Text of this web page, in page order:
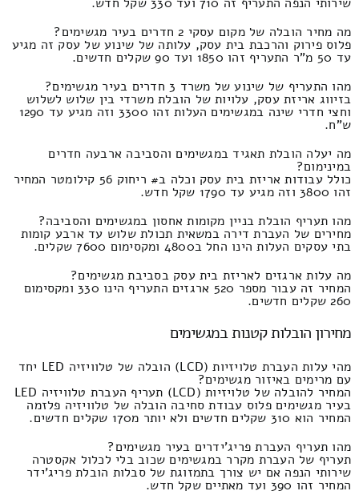
מה מחיר הובלה של מקום עסקי 2 חדרים בעיר מגשימים?
פלוס פירוק והרכבת בית עסק, עלותה של שינוע של עסק זה מגיע
עד 50 מ"ר התעריף זהו 1850 ועד 90 שקלים חדשים.
מהו התעריף של שינוע של משרד 3 חדרים בעיר מגשימים?
בזיווג אריזת עסק, עלויות של הובלת משרדי בין שלוש לשלוש
וחצי חדרי שינה במגשימים העלות זהו 3300 וזה מגיע עד 1290
ש"ח.
מה יעלה הובלת תאגיד במגשימים והסביבה ארבעה חדרים
במינימום?
כולל עבודות אריזת בית עסק וכלה ב# ריחוק 56 קילומטר המחיר
זהו 3800 וזה מגיע עד 1790 שקל חדש.
מהו תעריף הובלת בניין מקומות אחסון במגשימים והסביבה?
מחירים של העברת דירה במשאית תכולת שלוש עד ארבע קומות
בתי עסקים העלות הינו החל ב4800 ומקסימום 7600 שקלים.
מה עלות ארגזים לאריזת בית עסק בסביבת מגשימים?
המחיר זה עבור מספר 520 ארגזים התעריף הינו 330 ומקסימום
260 שקלים חדשים.
מחירון הובלות קטנות במגשימים
מהי עלות העברת טלויזיות (LCD) הובלה של טלוויזיה LED יחד
עם מרימים באיזור מגשימים?
המחיר להובלה של טלויזיות (LCD) תעריף העברת טלוויזיה LED
בעיר מגשימים פלוס עבודת סחיבה הובלה של טלוויזיה פלזמה
המחיר הוא 310 שקלים חדשים ולא יותר מ170 שקלים חדשים.
מהו תעריף העברת פריג'ידרים בעיר מגשימים?
תעריף של העברת מקרר במגשימים שכוב בלי לכלול אקסטרה
שירותי הנפה אם יש צורך בתמזוגת של סבלות הובלת פריג'ידר
המחיר זהו 390 ועד מאתיים שקל חדש.